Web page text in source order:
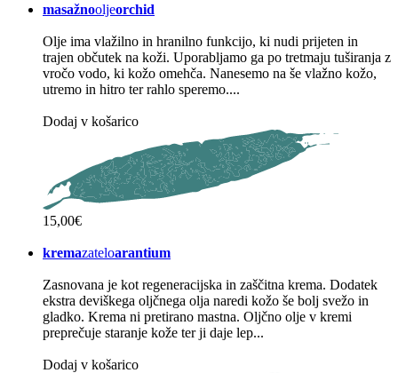
masažnooljeorchid
Olje ima vlažilno in hranilno funkcijo, ki nudi prijeten in
trajen občutek na koži. Uporabljamo ga po tretmaju tuširanja z
vročo vodo, ki kožo omehča. Nanesemo na še vlažno kožo,
utremo in hitro ter rahlo speremo....
Dodaj v košarico
15,00€
kremazateloarantium
Zasnovana je kot regeneracijska in zaščitna krema. Dodatek
ekstra deviškega oljčnega olja naredi kožo še bolj svežo in
gladko. Krema ni pretirano mastna. Oljčno olje v kremi
preprečuje staranje kože ter ji daje lep...
Dodaj v košarico